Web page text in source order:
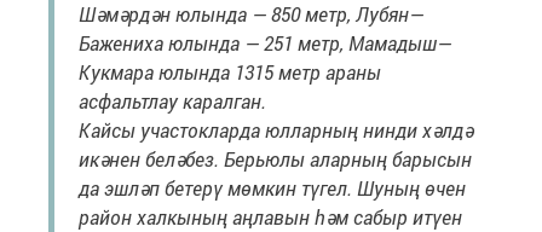
Шәмәрдән юлында — 850 метр, Лубян—
Бажениха юлында — 251 метр, Мамадыш—
Кукмара юлында 1315 метр араны
асфальтлау каралган.
Кайсы участокларда юлларның нинди хәлдә
икәнен беләбез. Берьюлы аларның барысын
да эшләп бетерү мөмкин түгел. Шуның өчен
район халкының аңлавын һәм сабыр итүен